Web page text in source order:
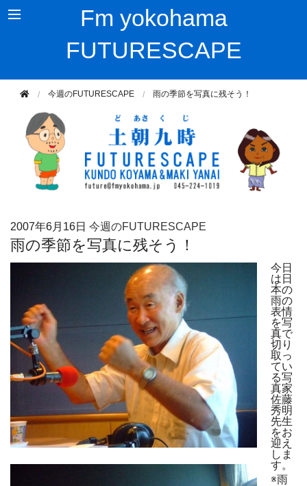
Fm yokohama
FUTURESCAPE
今週のFUTURESCAPE 雨の季節を写真に残そう！
2007年6月16日 今週のFUTURESCAPE
雨の季節を写真に残そう！
今日
は日
本の
雨の
表情
を写
真で
切り
取っ
てい
る写
真家
佐藤
秀明
先生
をお
迎え
しま
す。
※雨